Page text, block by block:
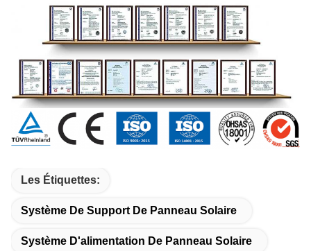
Les Étiquettes:
Système De Support De Panneau Solaire
Système D'alimentation De Panneau Solaire